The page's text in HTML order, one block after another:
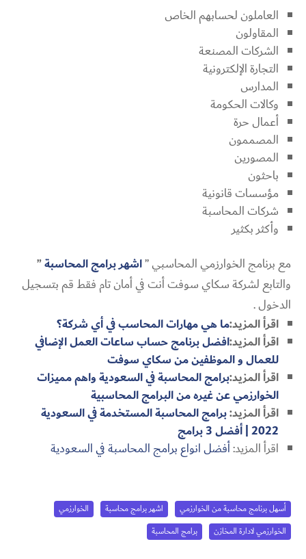
العاملون لحسابهم الخاص
المقاولون
الشركات المصنعة
التجارة الإلكترونية
المدارس
وكالات الحكومة
أعمال حرة
المصممون
المصورين
باحثون
مؤسسات قانونية
شركات المحاسبة
وأكثر بكثير
مع برنامج الخوارزمي المحاسبي ”اشهر برامج المحاسبة”
والتابع لشركة سكاي سوفت أنت في أمان تام فقط قم بتسجيل
الدخول .
اقرأ المزيد:ما هي مهارات المحاسب في أي شركة؟
اقرأ المزيد:افضل برنامج حساب ساعات العمل الإضافي
للعمال و الموظفين من سكاي سوفت
اقرأ المزيد:برامج المحاسبة في السعودية واهم مميزات
الخوارزمي عن غيره من البرامج المحاسبية
اقرأ المزيد:برامج المحاسبة المستخدمة في السعودية
2022 | أفضل 3 برامج
اقرأ المزيد:أفضل انواع برامج المحاسبة في السعودية
أسهل برنامج محاسبة من الخوارزمي اشهر برامج محاسبة
الخوارزمي
الخوارزمي لادارة المخازن
برامج المحاسبة